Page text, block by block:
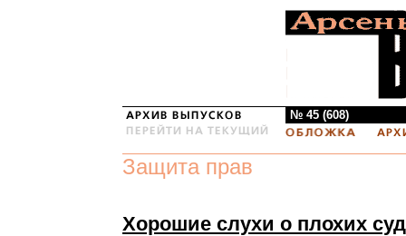
№ 45 (608)
Защита прав
Хорошие слухи о плохих